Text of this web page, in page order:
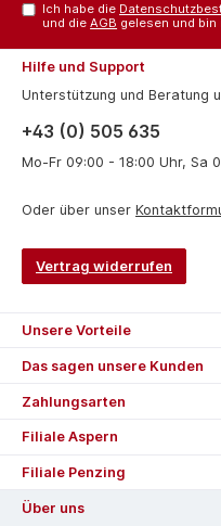
Ich habe die
und dieAGB gelesen und
Hilfe und Support
Unterstützung und Beratung
+43 (0) 505 635
Mo-Fr 09:00 - 18:00 Uhr, Sa
Oder über unser
Vertrag widerrufen
Unsere Vorteile
Das sagen unsere Kunden
Zahlungsarten
Filiale Aspern
Filiale Penzing
Über uns